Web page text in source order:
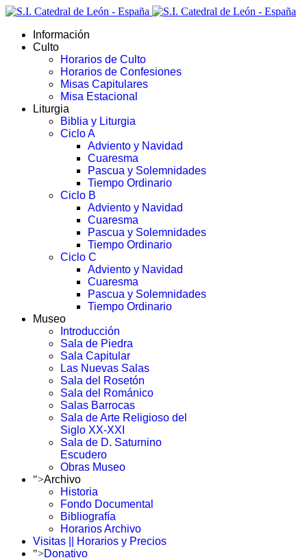
Información
Culto
Horarios de Culto
Horarios de Confesiones
Misas Capitulares
Misa Estacional
Liturgia
Biblia y Liturgia
Ciclo A
Adviento y Navidad
Cuaresma
Pascua y Solemnidades
Tiempo Ordinario
Ciclo B
Adviento y Navidad
Cuaresma
Pascua y Solemnidades
Tiempo Ordinario
Ciclo C
Adviento y Navidad
Cuaresma
Pascua y Solemnidades
Tiempo Ordinario
Museo
Introducción
Sala de Piedra
Sala Capitular
Las Nuevas Salas
Sala del Rosetón
Sala del Románico
Salas Barrocas
Sala de Arte Religioso del
Siglo XX-XXI
Sala de D. Saturnino
Escudero
Obras Museo
">Archivo
Historia
Fondo Documental
Bibliografía
Horarios Archivo
Visitas || Horarios y Precios
">Donativo